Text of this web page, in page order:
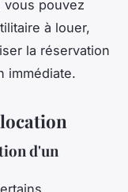
vous pouvez
à louer,
la réservation
immédiate.
d'un